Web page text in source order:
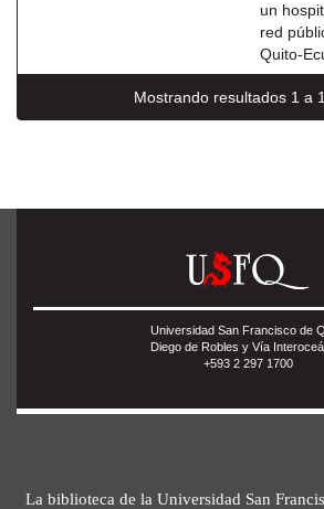
un
red
Quito-
Mostrando resultados 1 a
Universidad San Francisco de
Diego de Robles y Vía
+593 2 297 1700
La biblioteca de la Universidad San